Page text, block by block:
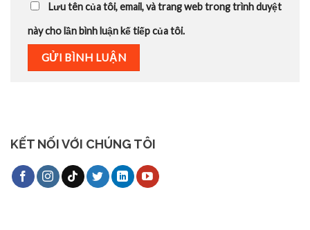
Lưu tên của tôi, email, và trang web trong trình duyệt
này cho lần bình luận kế tiếp của tôi.
KẾT NỐI VỚI CHÚNG TÔI